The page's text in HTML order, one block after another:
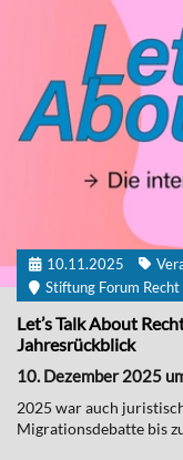
10.11.2025
Stiftung Forum Recht
Let’s Talk About
Jahresrückblick
10. Dezember 2025
2025 war auch
Migrationsdebatte bis